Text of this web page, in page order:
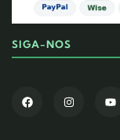
SIGA-NOS